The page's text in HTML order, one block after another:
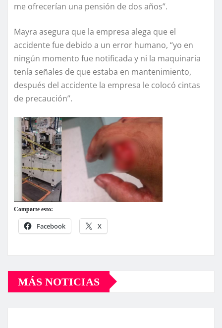
me ofrecerían una pensión de dos años”.
Mayra asegura que la empresa alega que el
accidente fue debido a un error humano, “yo en
ningún momento fue notificada y ni la maquinaria
tenía señales de que estaba en mantenimiento,
después del accidente la empresa le colocó cintas
de precaución”.
Comparte esto:
Facebook X
MÁS NOTICIAS